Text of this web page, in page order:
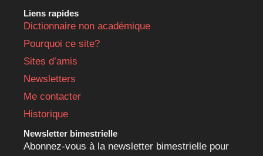
Liens rapides
Dictionnaire non académique
Pourquoi ce site?
Sites d’amis
Newsletters
Me contacter
Historique
Newsletter bimestrielle
Abonnez-vous à la newsletter bimestrielle pour